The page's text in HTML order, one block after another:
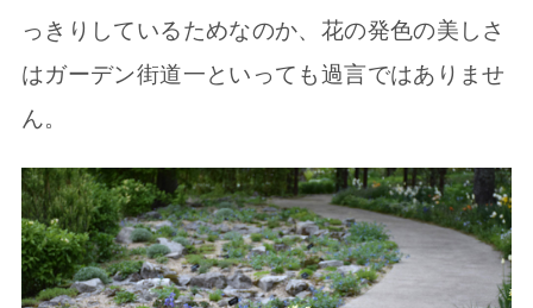
っきりしているためなのか、花の発色の美しさ
はガーデン街道一といっても過言ではありませ
ん。